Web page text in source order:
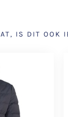
IS DIT OOK